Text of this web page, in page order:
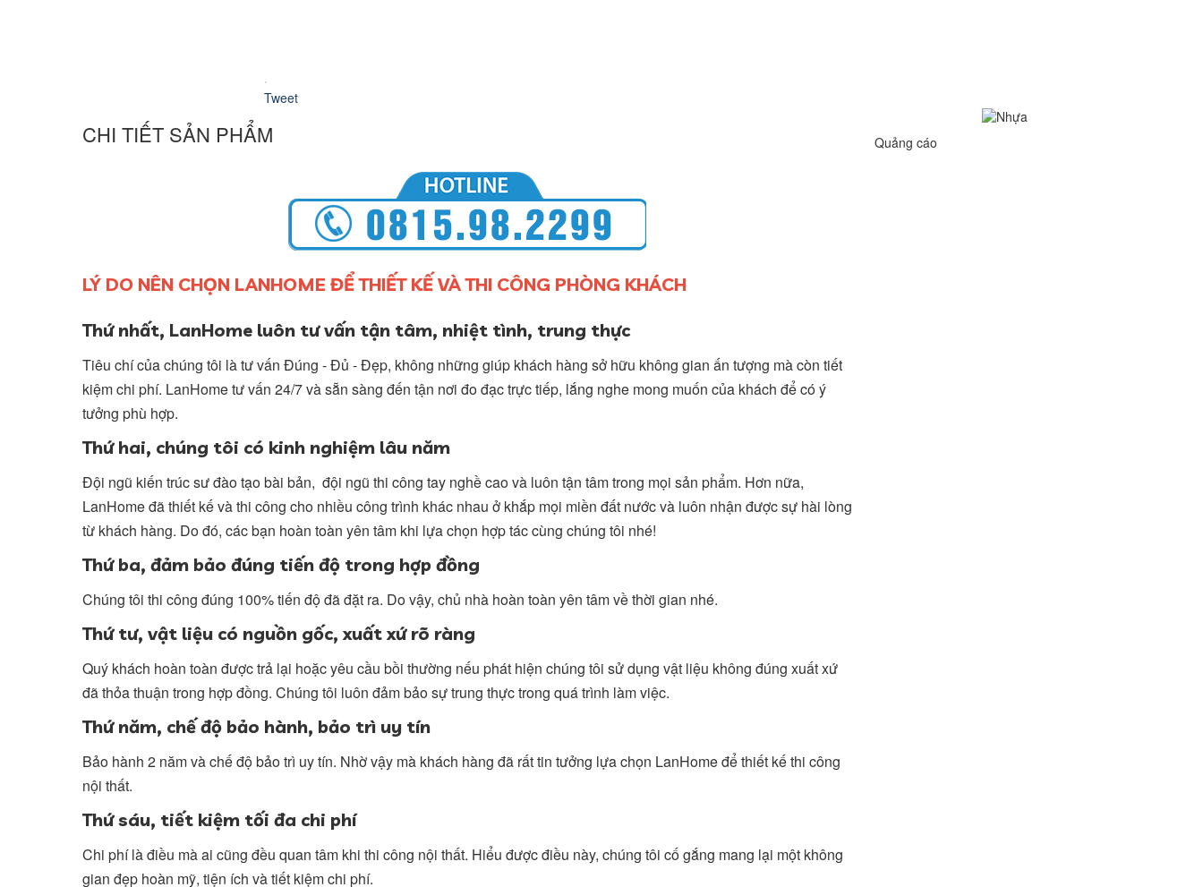
Tweet
CHI TIẾT SẢN PHẨM
LÝ DO NÊN CHỌN LANHOME ĐỂ THIẾT KẾ VÀ THI CÔNG PHÒNG KHÁCH
Thứ nhất, LanHome luôn tư vấn tận tâm, nhiệt tình, trung thực
Tiêu chí của chúng tôi là tư vấn Đúng - Đủ - Đẹp, không những giúp khách hàng sở hữu không gian ấn tượng mà còn tiết
kiệm chi phí. LanHome tư vấn 24/7 và sẵn sàng đến tận nơi đo đạc trực tiếp, lắng nghe mong muốn của khách để có ý
tưởng phù hợp.
Thứ hai, chúng tôi có kinh nghiệm lâu năm
Đội ngũ kiến trúc sư đào tạo bài bản, đội ngũ thi công tay nghề cao và luôn tận tâm trong mọi sản phẩm. Hơn nữa,
LanHome đã thiết kế và thi công cho nhiều công trình khác nhau ở khắp mọi miền đất nước và luôn nhận được sự hài lòng
từ khách hàng. Do đó, các bạn hoàn toàn yên tâm khi lựa chọn hợp tác cùng chúng tôi nhé!
Thứ ba, đảm bảo đúng tiến độ trong hợp đồng
Chúng tôi thi công đúng 100% tiến độ đã đặt ra. Do vậy, chủ nhà hoàn toàn yên tâm về thời gian nhé.
Thứ tư, vật liệu có nguồn gốc, xuất xứ rõ ràng
Quý khách hoàn toàn được trả lại hoặc yêu cầu bồi thường nếu phát hiện chúng tôi sử dụng vật liệu không đúng xuất xứ
đã thỏa thuận trong hợp đồng. Chúng tôi luôn đảm bảo sự trung thực trong quá trình làm việc.
Thứ năm, chế độ bảo hành, bảo trì uy tín
Bảo hành 2 năm và chế độ bảo trì uy tín. Nhờ vậy mà khách hàng đã rất tin tưởng lựa chọn LanHome để thiết kế thi công
nội thất.
Thứ sáu, tiết kiệm tối đa chi phí
Chi phí là điều mà ai cũng đều quan tâm khi thi công nội thất. Hiểu được điều này, chúng tôi cố gắng mang lại một không
gian đẹp hoàn mỹ, tiện ích và tiết kiệm chi phí.
Quảng cáo